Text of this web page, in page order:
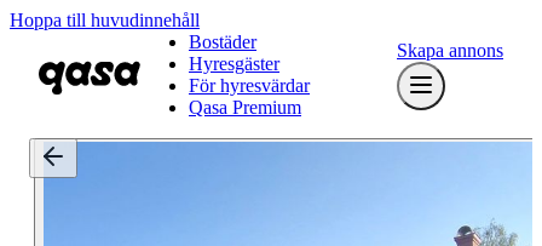
Hoppa till huvudinnehåll
Bostäder
Hyresgäster
För hyresvärdar
Qasa Premium
Skapa annons